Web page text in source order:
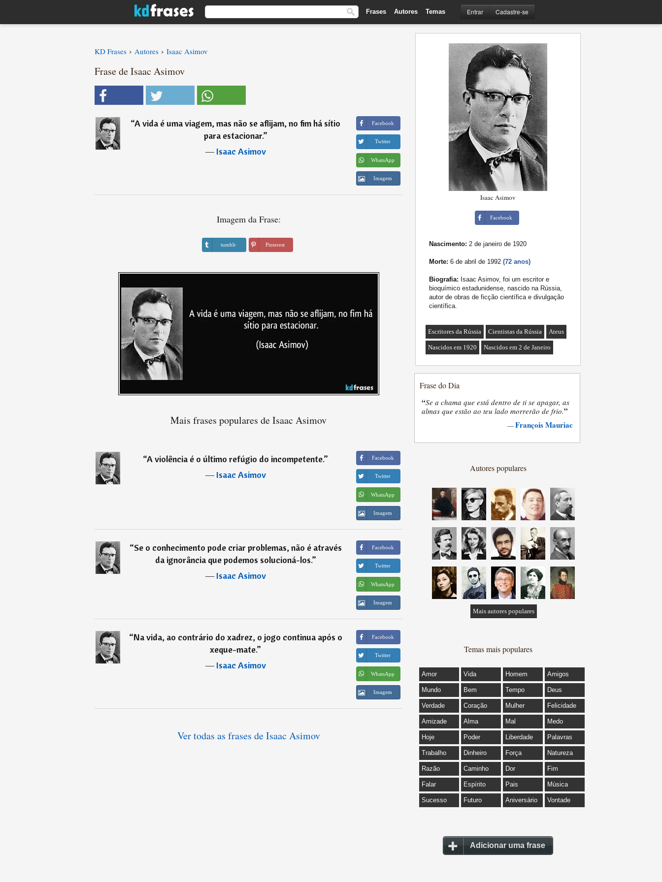
Frases Autores Temas Entrar Cadastre-se
KD Frases › Autores › Isaac Asimov
Frase de Isaac Asimov
“A vida é uma viagem, mas não se aflijam, no fim há sítio
para estacionar.”
―Isaac Asimov
Facebook
Twitter
WhatsApp
Imagem
Imagem da Frase:
tumblr Pinterest
Mais frases populares de Isaac Asimov
“A violência é o último refúgio do incompetente.”
―Isaac Asimov
Facebook
Twitter
WhatsApp
Imagem
“Se o conhecimento pode criar problemas, não é através
da ignorância que podemos solucioná-los.”
―Isaac Asimov
Facebook
Twitter
WhatsApp
Imagem
“Na vida, ao contrário do xadrez, o jogo continua após o
xeque-mate.”
―Isaac Asimov
Facebook
Twitter
WhatsApp
Imagem
Ver todas as frases de Isaac Asimov
Isaac Asimov
Facebook
Nascimento: 2 de janeiro de 1920
Morte: 6 de abril de 1992 (72 anos)
Biografia: Isaac Asimov, foi um escritor e
bioquímico estadunidense, nascido na Rússia,
autor de obras de ficção científica e divulgação
científica.
Escritores da Rússia Cientistas da Rússia Ateus
Nascidos em 1920 Nascidos em 2 de Janeiro
Frase do Dia
“Se a chama que está dentro de ti se apagar, as
almas que estão ao teu lado morrerão de frio.”
—François Mauriac
Autores populares
Mais autores populares
Temas mais populares
Amor Vida Homem Amigos
Mundo Bem Tempo Deus
Verdade Coração Mulher Felicidade
Amizade Alma Mal Medo
Hoje Poder Liberdade Palavras
Trabalho Dinheiro Força Natureza
Razão Caminho Dor Fim
Falar Espírito Pais Música
Sucesso Futuro Aniversário Vontade
Adicionar uma frase